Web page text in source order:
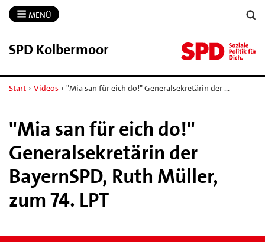
MENÜ
SPD Kolbermoor
Start › Videos › "Mia san für eich do!" Generalsekretärin der …
"Mia san für eich do!"
Generalsekretärin der
BayernSPD, Ruth Müller,
zum 74. LPT